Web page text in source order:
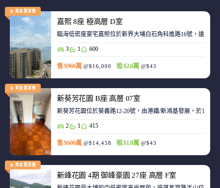
黃金置頂盤
嘉熙 8座 極高層 D室
臨海低密度豪宅嘉熙位於新界大埔白石角科進路16號，遠離
3 1 600
售 $960萬 @$16,000 租 $2.6萬 @$43
黃金置頂盤
新葵芳花園 B座 高層 07室
新葵芳花園位於葵義路12-20號，由港鐵/新鴻基發展，於
2 1 415
售 $600萬 @$14,458 租 $1.8萬 @$43
黃金置頂盤
新峰花園 4期 御峰豪園 27座 高層 F室